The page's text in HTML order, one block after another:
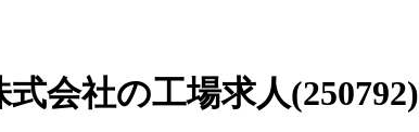
会社の工場求人(250792)